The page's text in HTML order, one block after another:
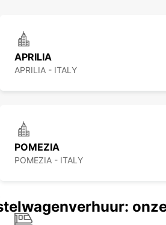
APRILIA
APRILIA - ITALY
POMEZIA
POMEZIA - ITALY